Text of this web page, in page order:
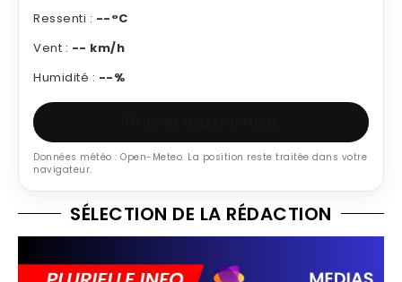
Ressenti : --°C
Vent : -- km/h
Humidité : --%
Données météo : Open-Meteo. La position reste traitée dans votre
navigateur.
SÉLECTION DE LA RÉDACTION